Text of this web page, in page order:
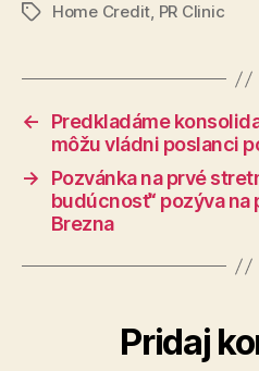
ZnačkyHome Credit, PR Clinic
←
Predkladáme
môžu vládni poslanci
→
Pozvánka na prvé
budúcnosť“ pozýva
Brezna
Pridaj